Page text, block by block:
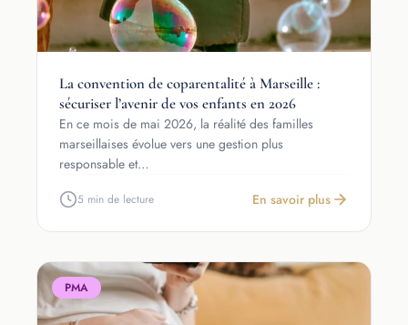
La convention de coparentalité à Marseille :
sécuriser l’avenir de vos enfants en 2026
En ce mois de mai 2026, la réalité des familles
marseillaises évolue vers une gestion plus
responsable et…
5 min de lecture En savoir plus
PMA